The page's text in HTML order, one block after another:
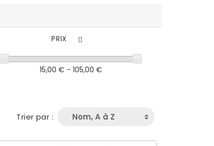
PRIX
15,00 € - 105,00 €
Trier par :